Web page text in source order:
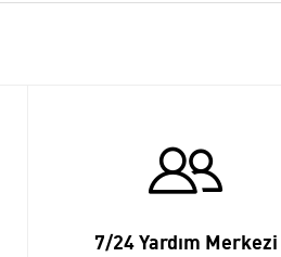
7/24 Yardım Merkezi